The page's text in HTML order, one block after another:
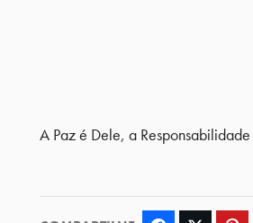
A Paz é Dele, a